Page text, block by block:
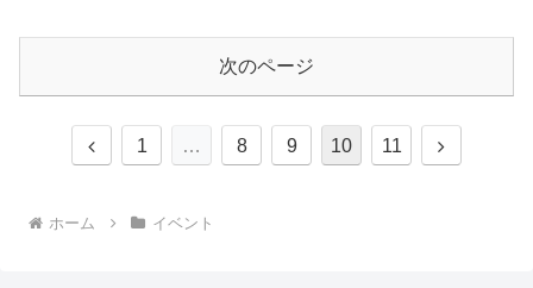
次のページ
前
1 … 8 9 10 11
次
ホーム イベント